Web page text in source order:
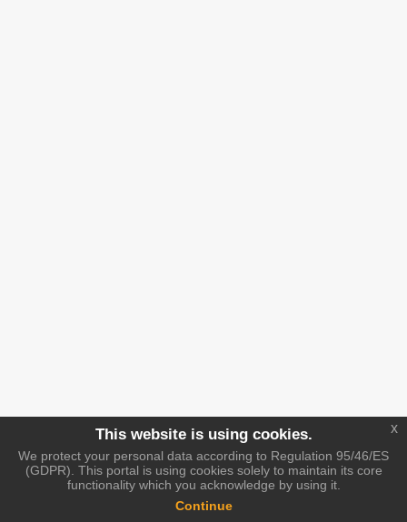
This website is using cookies.
We protect your personal data according to Regulation 95/46/ES
(GDPR). This portal is using cookies solely to maintain its core
functionality which you acknowledge by using it.
Continue
x